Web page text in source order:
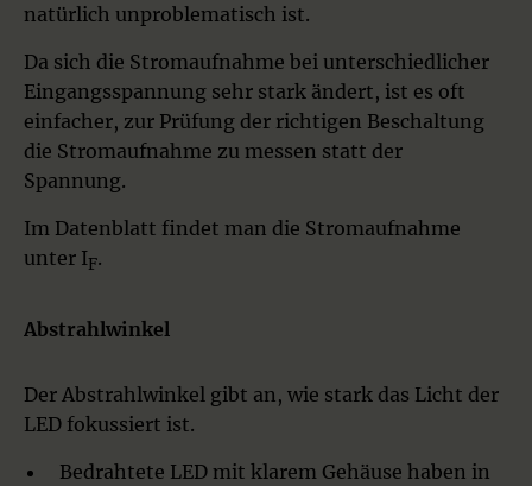
natürlich unproblematisch ist.
Da sich die Stromaufnahme bei unterschiedlicher
Eingangsspannung sehr stark ändert, ist es oft
einfacher, zur Prüfung der richtigen Beschaltung
die Stromaufnahme zu messen statt der
Spannung.
Im Datenblatt findet man die Stromaufnahme
unter IF.
Abstrahlwinkel
Der Abstrahlwinkel gibt an, wie stark das Licht der
LED fokussiert ist.
Bedrahtete LED mit klarem Gehäuse haben in